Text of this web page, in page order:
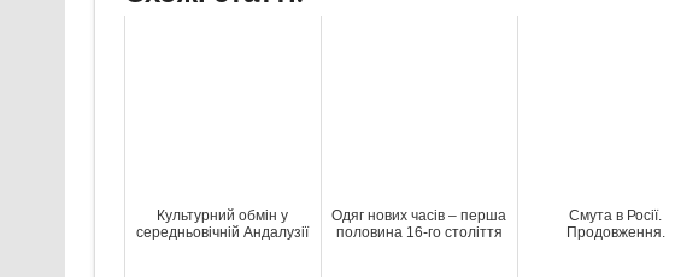
Культурний обмін у
середньовічній Андалузії
Одяг нових часів – перша
половина 16-го століття
Смута в Росії.
Продовження.